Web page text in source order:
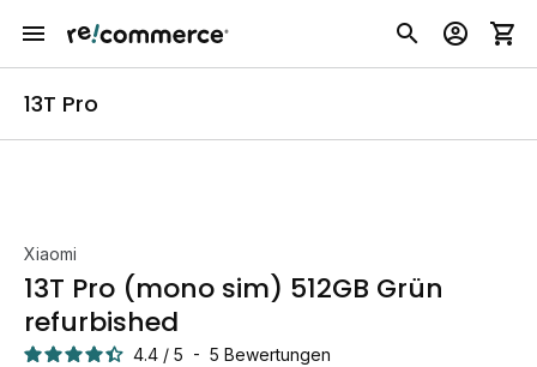
13T Pro
Xiaomi
13T Pro (mono sim) 512GB Grün
refurbished
4.4 / 5 - 5 Bewertungen